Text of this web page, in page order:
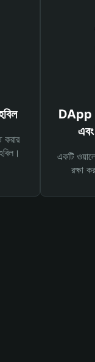
করার
DApp
একটি
রক্ষা